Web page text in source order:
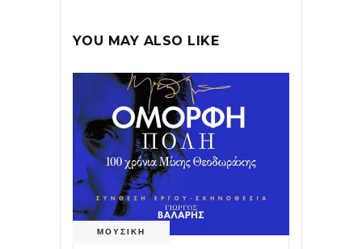
YOU MAY ALSO LIKE
ΜΟΥΣΙΚΗ